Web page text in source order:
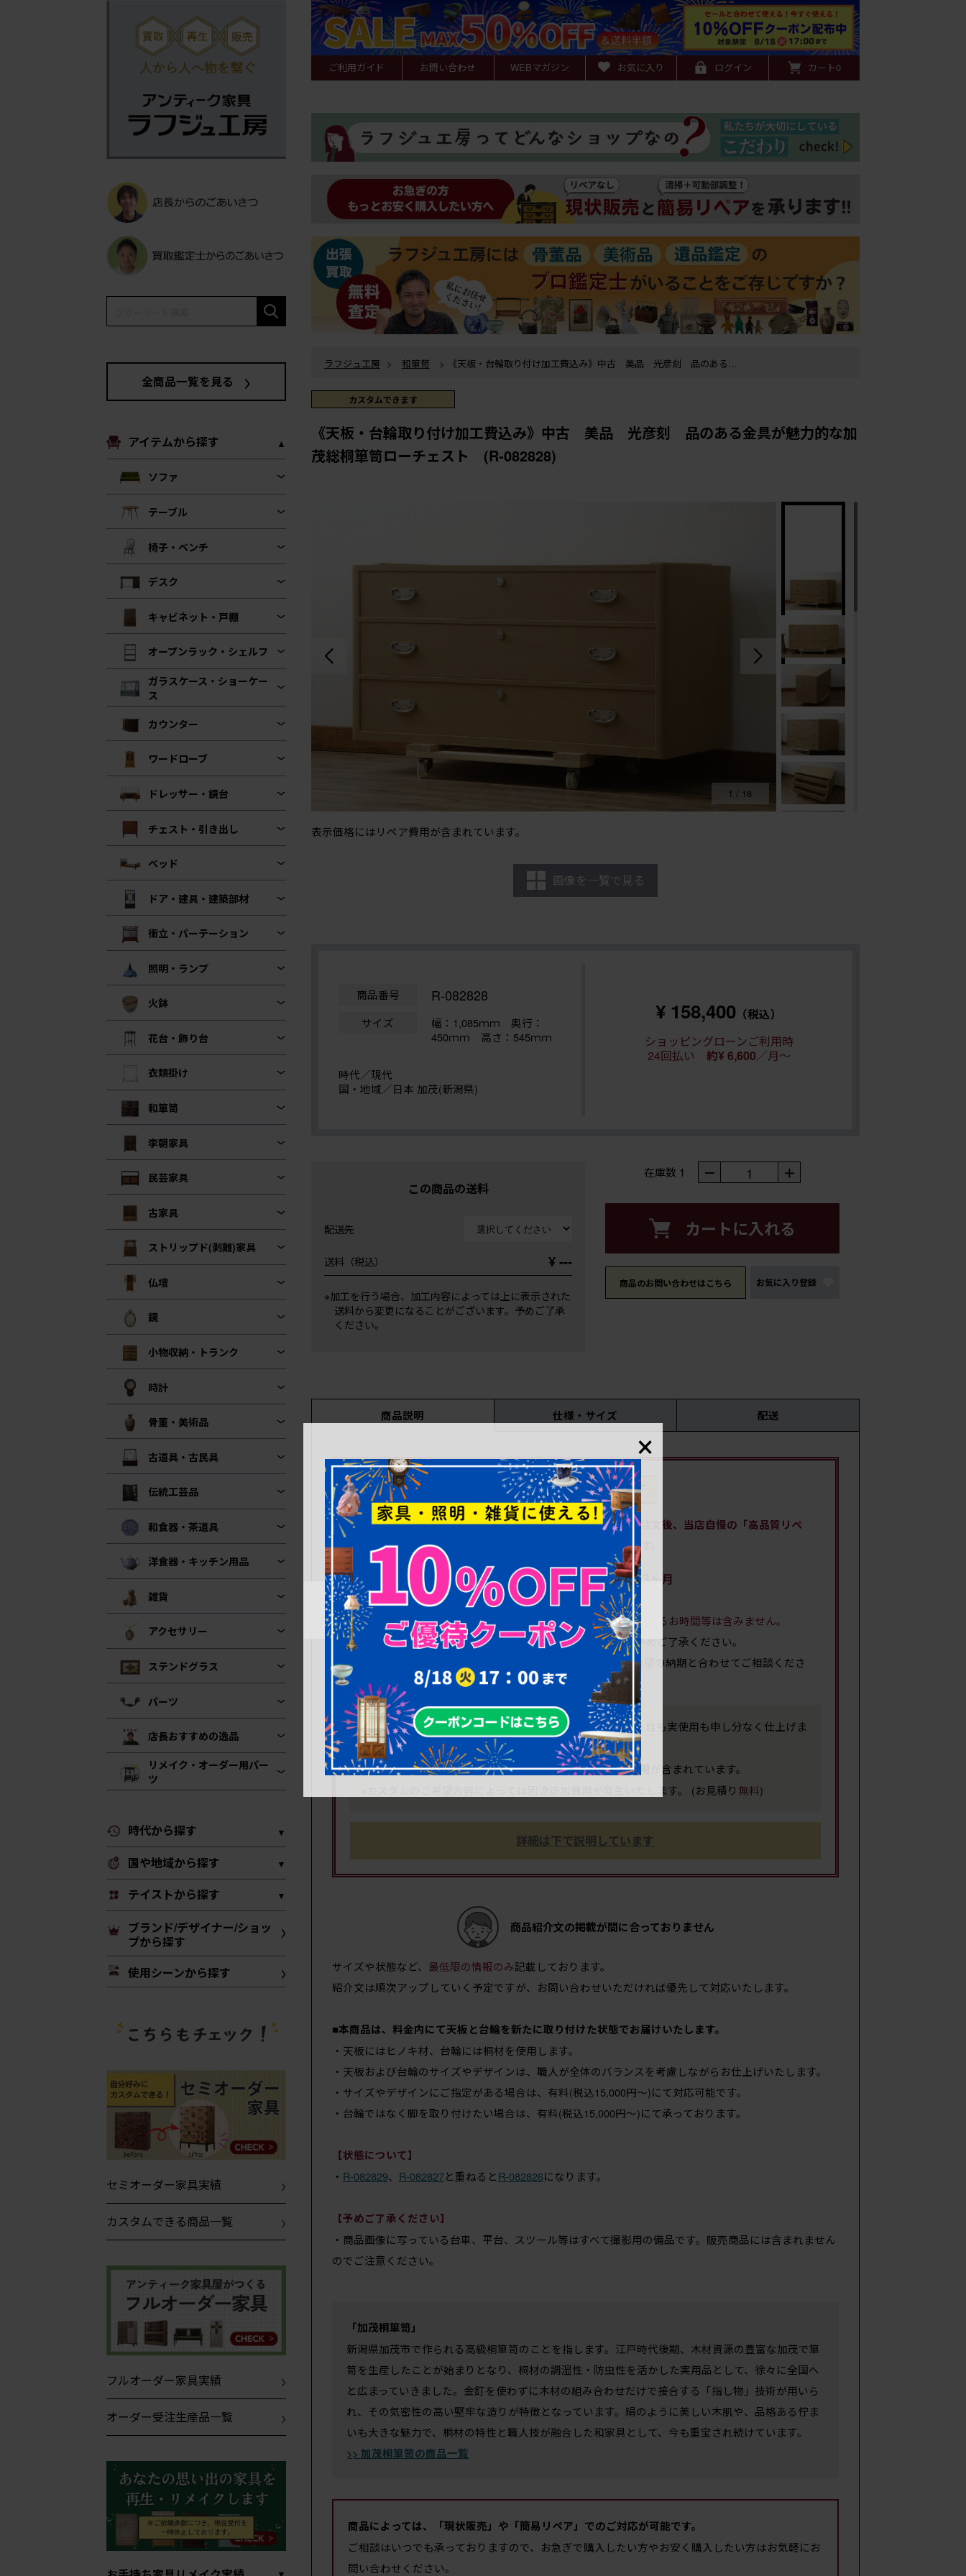
全商品一覧を見る
アイテムから探す
ソファ
テーブル
椅子・ベンチ
デスク
キャビネット・戸棚
オープンラック・シェルフ
ガラスケース・ショーケー
ス
カウンター
ワードローブ
ドレッサー・鏡台
チェスト・引き出し
ベッド
ドア・建具・建築部材
衝立・パーテーション
照明・ランプ
火鉢
花台・飾り台
衣類掛け
和箪笥
李朝家具
民芸家具
古家具
ストリップド(剥離)家具
仏壇
鏡
小物収納・トランク
時計
骨董・美術品
古道具・古民具
伝統工芸品
和食器・茶道具
洋食器・キッチン用品
雑貨
アクセサリー
ステンドグラス
パーツ
店長おすすめの逸品
リメイク・オーダー用パー
ツ
時代から探す
国や地域から探す
テイストから探す
ブランド/デザイナー/ショッ
プから探す
使用シーンから探す
セミオーダー家具実績
カスタムできる商品一覧
フルオーダー家具実績
オーダー受注生産品一覧
ご利用ガイド お問い合わせ WEBマガジン お気に入り ログイン カート0
ラフジュ工房 > 和箪笥
刻 品のある金具が魅力的な加茂総桐箪笥ローチェスト (R-082828)
ラフジュ工房 > チェスト・引き出し
ラフジュ工房 > 伝統工芸品 加茂桐箪笥
光彦刻 品のある金具が魅力的な加茂総桐箪笥ローチェスト (R-082828)
カスタムできます
《天板・台輪取り付け加工費込み》中古 美品 光彦刻 品のある金具が魅力的な加
茂総桐箪笥ローチェスト (R-082828)
表示価格にはリペア費用が含まれています。
1 / 18
画像を一覧で見る
商品番号 R-082828
サイズ 幅：1,085ｍｍ 奥行：
450ｍｍ 高さ：545ｍｍ
時代／現代
国・地域／日本 加茂(新潟県)
¥ 158,400 （税込）
ショッピングローンご利用時
24回払い 約¥ 6,600／月～
この商品の送料
配送先
送料（税込） ¥ ---
※加工を行う場合、加工内容によっては上に表示された
送料から変更になることがございます。予めご了承
ください。
在庫数 1 － 1 ＋
カートに入れる
商品のお問い合わせはこちら お気に入り登録
商品説明 仕様・サイズ 配送
こちらの商品はリペアを行う前の状態で出品しています。ご注文後、当店自慢の「高品質リペ
ア」を施し、ご希望内容に応じて「カスタム加工」も承ります。
現在の作業期間
※上記期間には、内容のお打ち合わせ・完成後お届けまでにかかるお時間等は含みません。
※状況によりさらにお時間いただくこともございますので、予めご了承ください。
(お急ぎの場合は、別途有料にて
も可能です。ご希望の納期と合わせてご相談くださ
い。)
●1年間無料修理保証付きの「高品質リペア」を施し、見た目も実使用も申し分なく仕上げま
す。
● 表示している価格にはリペア費用と基本的なカスタム費用
が含まれています。
※カスタムのご希望内容によっては別途追加費用が発生いたします。 (お見積り 無料)
詳細は下で説明しています
商品紹介文の掲載が間に合っておりません
サイズや状態など、 最低限の情報のみ記載しております。
紹介文は順次アップしていく予定ですが、お問い合わせいただければ優先して対応いたします。
■本商品は、料金内にて天板と台輪を新たに取り付けた状態でお届けいたします。
・天板にはヒノキ材、台輪には桐材を使用します。
・天板および台輪のサイズやデザインは、職人が全体のバランスを考慮しながらお仕上げいたします。
・サイズやデザインにご指定がある場合は、有料(税込15,000円～)にて対応可能です。
・台輪ではなく脚を取り付けたい場合は、有料(税込15,000円～)にて承っております。
【状態について】
・ R-082829、 R-082827と重ねるとR-082826になります。
【予めご了承ください】
・商品画像に写っている台車、平台、スツール等はすべて撮影用の備品です。販売商品には含まれません
のでご注意ください。
「加茂桐箪笥」
新潟県加茂市で作られる高級桐箪笥のことを指します。江戸時代後期、木材資源の豊富な加茂で箪
笥を生産したことが始まりとなり、桐材の調湿性・防虫性を活かした実用品として、徐々に全国へ
と広まっていきました。金釘を使わずに木材の組み合わせだけで接合する「指し物」技術が用いら
れ、その気密性の高い堅牢な造りが特徴となっています。絹のように美しい木肌や、品格ある佇ま
いも大きな魅力で、桐材の特性と職人技が融合した和家具として、今も重宝され続けています。
>> 加茂桐箪笥の商品一覧
商品によっては、「現状販売」や「簡易リペア」でのご対応が可能です。
ご相談はいつでも承っておりますので、お急ぎで購入したい方やお安く購入したい方はお気軽にお
問い合わせください。
×